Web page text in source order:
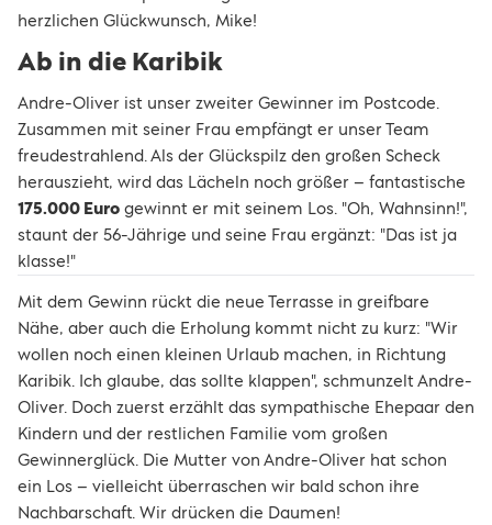
herzlichen Glückwunsch, Mike!
Ab in die Karibik
Andre-Oliver ist unser zweiter Gewinner im Postcode.
Zusammen mit seiner Frau empfängt er unser Team
freudestrahlend. Als der Glückspilz den großen Scheck
herauszieht, wird das Lächeln noch größer – fantastische
175.000 Euro gewinnt er mit seinem Los. "Oh, Wahnsinn!",
staunt der 56-Jährige und seine Frau ergänzt: "Das ist ja
klasse!"
Mit dem Gewinn rückt die neue Terrasse in greifbare
Nähe, aber auch die Erholung kommt nicht zu kurz: "Wir
wollen noch einen kleinen Urlaub machen, in Richtung
Karibik. Ich glaube, das sollte klappen", schmunzelt Andre-
Oliver. Doch zuerst erzählt das sympathische Ehepaar den
Kindern und der restlichen Familie vom großen
Gewinnerglück. Die Mutter von Andre-Oliver hat schon
ein Los – vielleicht überraschen wir bald schon ihre
Nachbarschaft. Wir drücken die Daumen!